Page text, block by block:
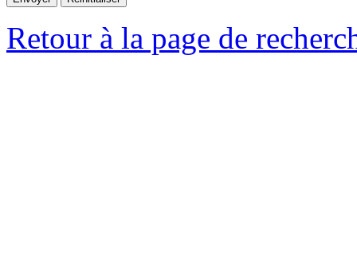
Retour à la page de